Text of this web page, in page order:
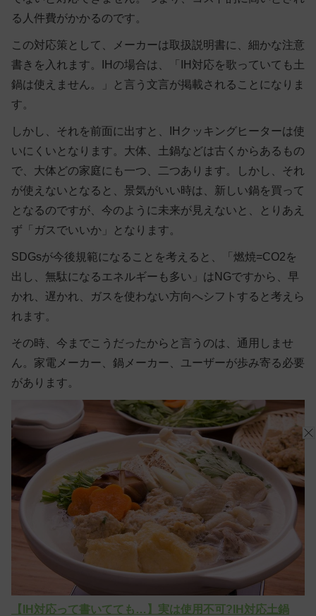
る人件費がかかるのです。
この対応策として、メーカーは取扱説明書に、細かな注意
書きを入れます。IHの場合は、「IH対応を歌っていても土
鍋は使えません。」と言う文言が掲載されることになりま
す。
しかし、それを前面に出すと、IHクッキングヒーターは使
いにくいとなります。大体、土鍋などは古くからあるもの
で、大体どの家庭にも一つ、二つあります。しかし、それ
が使えないとなると、景気がいい時は、新しい鍋を買って
となるのですが、今のように未来が見えないと、とりあえ
ず「ガスでいいか」となります。
SDGsが今後規範になることを考えると、「燃焼=CO2を
出し、無駄になるエネルギーも多い」はNGですから、早
かれ、遅かれ、ガスを使わない方向へシフトすると考えら
れます。
その時、今までこうだったからと言うのは、通用しませ
ん。家電メーカー、鍋メーカー、ユーザーが歩み寄る必要
があります。
【IH対応って書いてても…】実は使用不可?IH対応土鍋